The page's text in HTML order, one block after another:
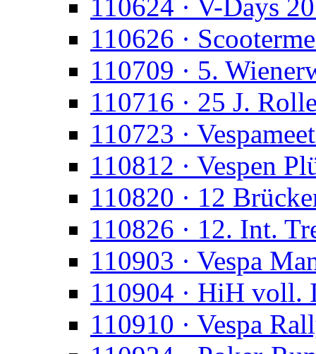
110624 · V-Days
110626 ·
110709 · 5.
110716 · 25 J.
110723 ·
110812 · Vespen
110820 · 12
110826 · 12. Int.
110903 · Vespa
110904 · HiH voll.
110910 · Vespa